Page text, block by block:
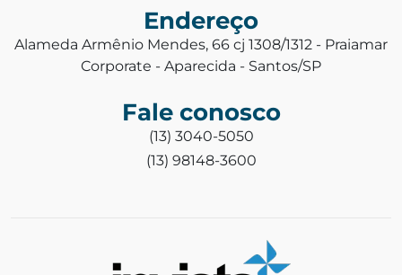
Endereço
Alameda Armênio Mendes, 66 cj 1308/1312 - Praiamar
Corporate - Aparecida - Santos/SP
Fale conosco
(13) 3040-5050
(13) 98148-3600